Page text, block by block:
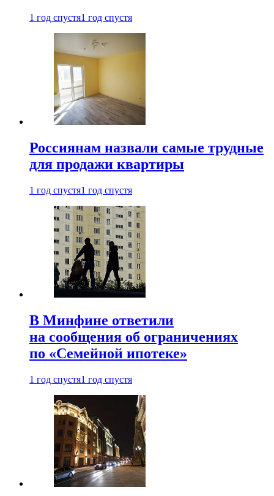
1 год спустя1 год спустя
Россиянам назвали самые трудные
для продажи квартиры
1 год спустя1 год спустя
В Минфине ответили
на сообщения об ограничениях
по «Семейной ипотеке»
1 год спустя1 год спустя